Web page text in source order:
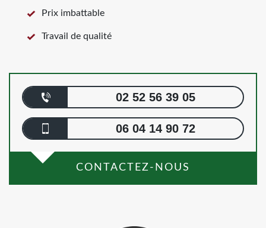
Prix imbattable
Travail de qualité
02 52 56 39 05
06 04 14 90 72
CONTACTEZ-NOUS